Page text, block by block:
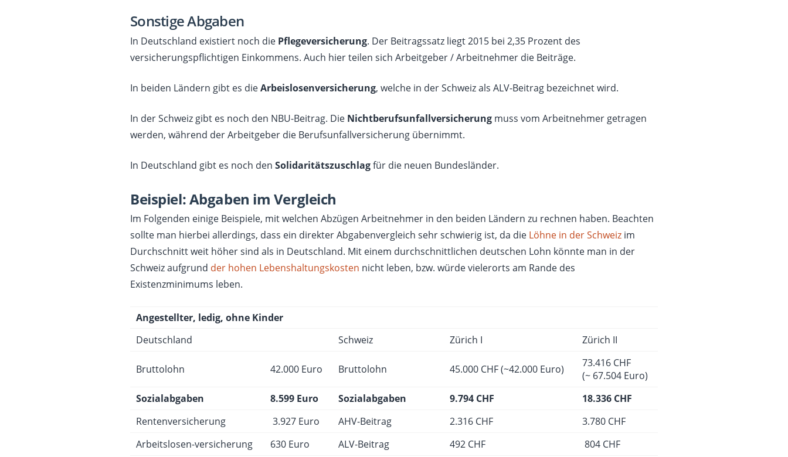
Sonstige Abgaben
In Deutschland existiert noch die Pflegeversicherung. Der Beitragssatz liegt 2015 bei 2,35 Prozent des
versicherungspflichtigen Einkommens. Auch hier teilen sich Arbeitgeber / Arbeitnehmer die Beiträge.
In beiden Ländern gibt es dieArbeislosenversicherung, welche in der Schweiz als ALV-Beitrag bezeichnet wird.
In der Schweiz gibt es noch den NBU-Beitrag. Die Nichtberufsunfallversicherung muss vom Arbeitnehmer getragen
werden, während der Arbeitgeber die Berufsunfallversicherung übernimmt.
In Deutschland gibt es noch den Solidaritätszuschlagfür die neuen Bundesländer.
Beispiel: Abgaben im Vergleich
Im Folgenden einige Beispiele, mit welchen Abzügen Arbeitnehmer in den beiden Ländern zu rechnen haben. Beachten
sollte man hierbei allerdings, dass ein direkter Abgabenvergleich sehr schwierig ist, da die Löhne in der Schweiz im
Durchschnitt weit höher sind als in Deutschland. Mit einem durchschnittlichen deutschen Lohn könnte man in der
Schweiz aufgrund der hohen Lebenshaltungskosten nicht leben, bzw. würde vielerorts am Rande des
Existenzminimums leben.
Angestellter, ledig, ohne Kinder
Deutschland
Schweiz Zürich I Zürich II
Bruttolohn 42.000 Euro Bruttolohn 45.000 CHF (~42.000 Euro)
73.416 CHF
(~ 67.504 Euro)
Sozialabgaben
8.599 Euro Sozialabgaben 9.794 CHF
18.336 CHF
Rentenversicherung
3.927 Euro AHV-Beitrag 2.316 CHF
3.780 CHF
Arbeitslosen-versicherung
630 Euro ALV-Beitrag 492 CHF 804 CHF